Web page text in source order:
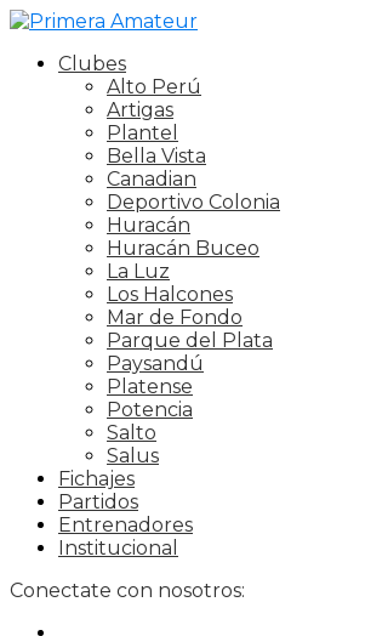
Clubes
Alto Perú
Artigas
Plantel
Bella Vista
Canadian
Deportivo Colonia
Huracán
Huracán Buceo
La Luz
Los Halcones
Mar de Fondo
Parque del Plata
Paysandú
Platense
Potencia
Salto
Salus
Fichajes
Partidos
Entrenadores
Institucional
Conectate con nosotros: